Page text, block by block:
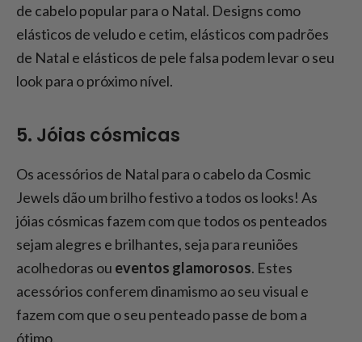
de cabelo popular para o Natal. Designs como
elásticos de veludo e cetim, elásticos com padrões
de Natal e elásticos de pele falsa podem levar o seu
look para o próximo nível.
5. Jóias cósmicas
Os acessórios de Natal para o cabelo da Cosmic
Jewels dão um brilho festivo a todos os looks! As
jóias cósmicas fazem com que todos os penteados
sejam alegres e brilhantes, seja para reuniões
acolhedoras ou eventos glamorosos. Estes
acessórios conferem dinamismo ao seu visual e
fazem com que o seu penteado passe de bom a
ótimo.